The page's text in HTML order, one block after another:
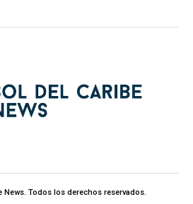
News. Todos los derechos reservados.